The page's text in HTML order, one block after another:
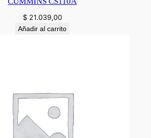
$21.039,00
Añadir al carrito